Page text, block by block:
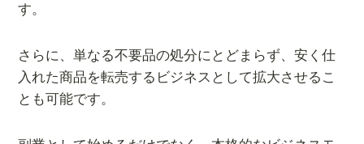
す。
さらに、単なる不要品の処分にとどまらず、安く仕
入れた商品を転売するビジネスとして拡大させるこ
とも可能です。